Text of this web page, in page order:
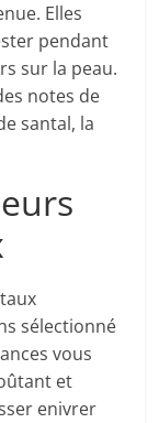
Elles
pendant
sur la peau.
notes de
santal, la
sélectionné
vous
et
enivrer